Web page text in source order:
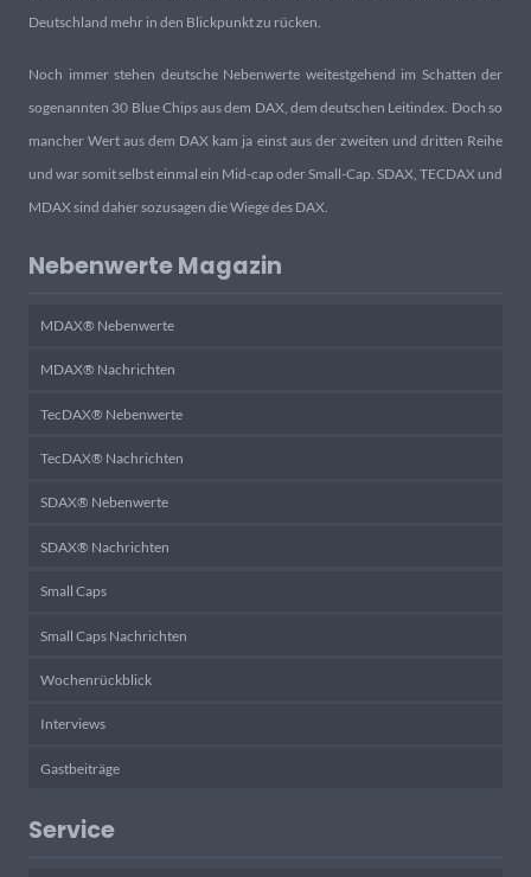
Deutschland mehr in den Blickpunkt zu rücken.
Noch immer stehen deutsche Nebenwerte weitestgehend im Schatten der
sogenannten 30 Blue Chips aus dem DAX, dem deutschen Leitindex. Doch so
mancher Wert aus dem DAX kam ja einst aus der zweiten und dritten Reihe
und war somit selbst einmal ein Mid-cap oder Small-Cap. SDAX, TECDAX und
MDAX sind daher sozusagen die Wiege des DAX.
Nebenwerte Magazin
MDAX® Nebenwerte
MDAX® Nachrichten
TecDAX® Nebenwerte
TecDAX® Nachrichten
SDAX® Nebenwerte
SDAX® Nachrichten
Small Caps
Small Caps Nachrichten
Wochenrückblick
Interviews
Gastbeiträge
Service